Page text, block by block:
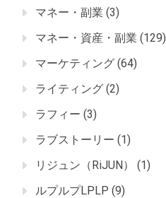
マネー・副業 (3)
マネー・資産・副業 (129)
マーケティング (64)
ライティング (2)
ラフィー (3)
ラブストーリー (1)
リジュン（RiJUN）
(1)
ルプルプLPLP (9)